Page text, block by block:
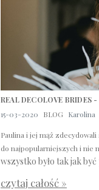
REAL DECOLOVE BRIDES
15-03-2020
BLOG Karolina
Paulina i jej mąż
do najpopularniejszych i nie
wszystko było tak jak
czytaj całość »